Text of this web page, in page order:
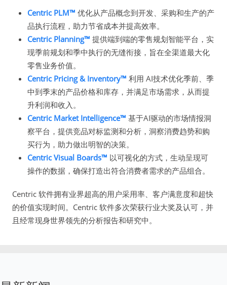
Centric PLM™ 优化从产品概念到开发、采购和生产的产
品执行流程，助力节省成本并提高效率。
Centric Planning™ 提供端到端的零售规划智能平台，实
现季前规划和季中执行的无缝衔接，旨在全渠道最大化
零售业务价值。
Centric Pricing & Inventory™ 利用 AI技术优化季前、季
中到季末的产品价格和库存，并满足市场需求，从而提
升利润和收入。
Centric Market Intelligence™ 基于AI驱动的市场情报洞
察平台，提供竞品对标监测和分析，洞察消费趋势和购
买行为，助力做出明智的决策。
Centric Visual Boards™ 以可视化的方式，生动呈现可
操作的数据，确保打造出符合消费者需求的产品组合。
Centric 软件拥有业界超高的用户采用率、客户满意度和超快
的价值实现时间。Centric 软件多次荣获行业大奖及认可，并
且经常现身世界领先的分析报告和研究中。